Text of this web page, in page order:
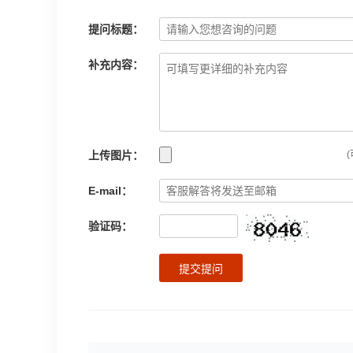
提问标题：
补充内容：
上传图片： (
E-mail：
验证码：
提交提问